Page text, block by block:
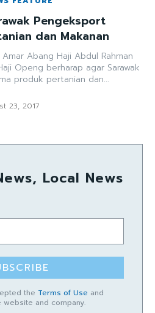
Pengeksport
dan Makanan
Abang Haji Abdul Rahman
Openg berharap agar Sarawak
produk pertanian dan...
23, 2017
Local News
the Terms of Use and
website and company.